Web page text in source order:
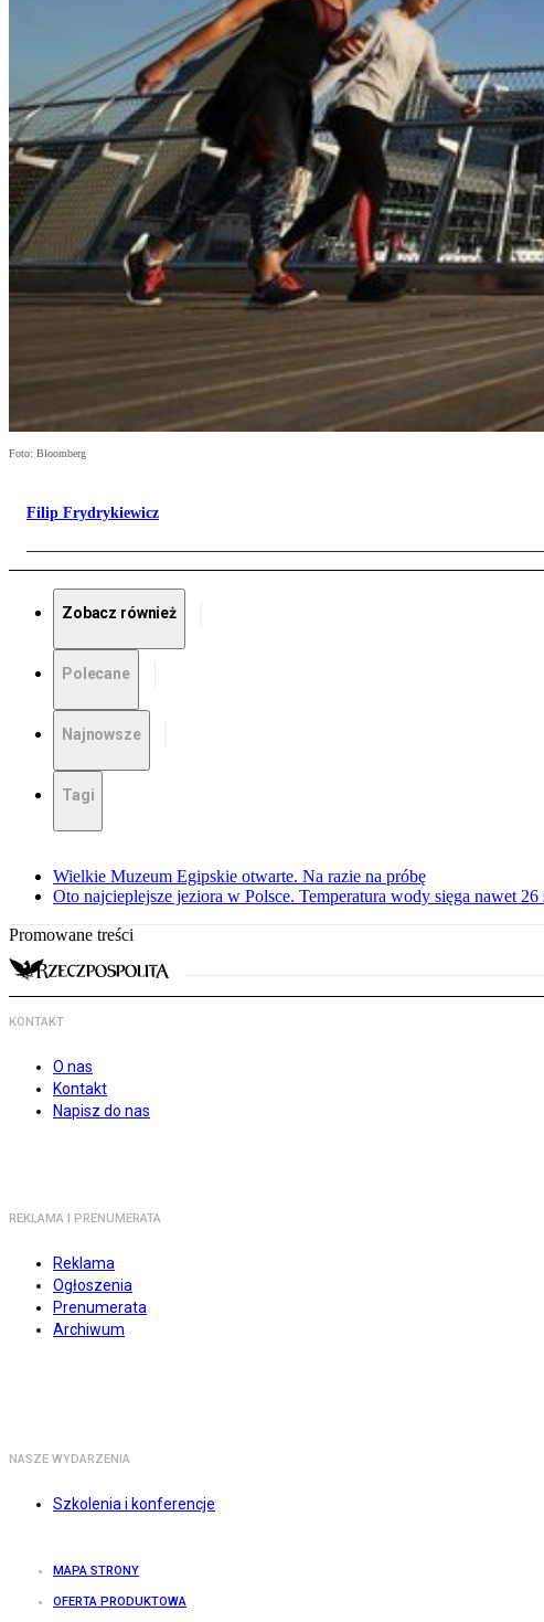
Foto: Bloomberg
Filip Frydrykiewicz
Zobacz również
Polecane
Najnowsze
Tagi
Wielkie Muzeum Egipskie otwarte. Na razie na próbę
Oto najcieplejsze jeziora w Polsce. Temperatura wody sięga nawet 26
Promowane treści
KONTAKT
O nas
Kontakt
Napisz do nas
REKLAMA I PRENUMERATA
Reklama
Ogłoszenia
Prenumerata
Archiwum
NASZE WYDARZENIA
Szkolenia i konferencje
MAPA STRONY
OFERTA PRODUKTOWA